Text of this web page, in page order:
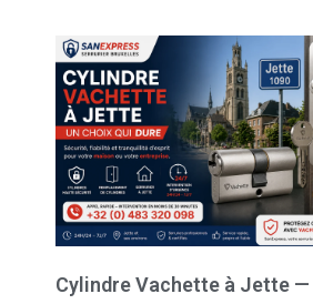
Cylindre Vachette à Jette —